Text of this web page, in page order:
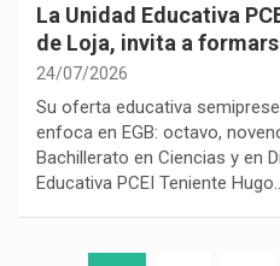
La Unidad Educativa
de Loja, invita a
24/07/2026
Su oferta educativa
enfoca en EGB: octavo,
Bachillerato en Ciencias y en
Educativa PCEI Teniente